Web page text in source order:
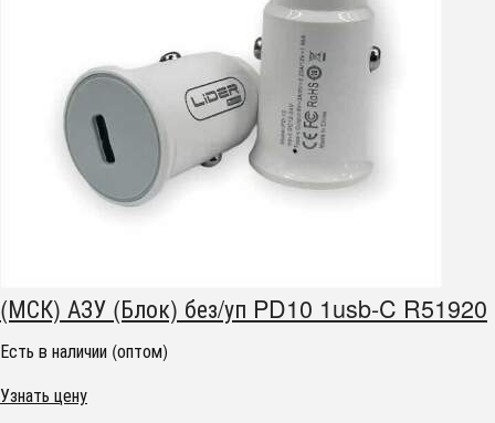
(МСК) АЗУ (Блок) без/уп PD10 1usb-C R51920
Есть в наличии (оптом)
Узнать цену